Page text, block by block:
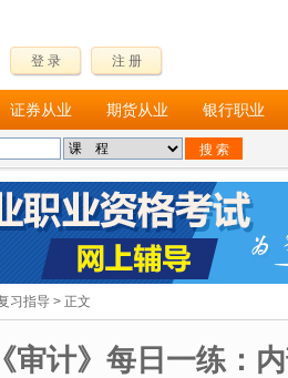
登 录 注 册
证券从业 期货从业 银行职业
习指导 > 正文
审计》每日一练：